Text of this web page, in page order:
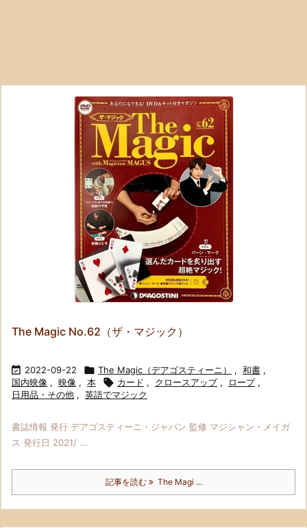
The Magic No.62（ザ・マジック）
 2022-09-22  The Magic（デアゴスティーニ） , 和書 ,
国内映像 , 映像 , 本  カード , クロースアップ , ロープ ,
日用品・その他 , 英語でマジック
書誌情報 発行 デアゴスティーニ・ジャパン 監修 マジシャン・メイガ
ス 発行日 2021/ ...
記事を読む The Magi ...